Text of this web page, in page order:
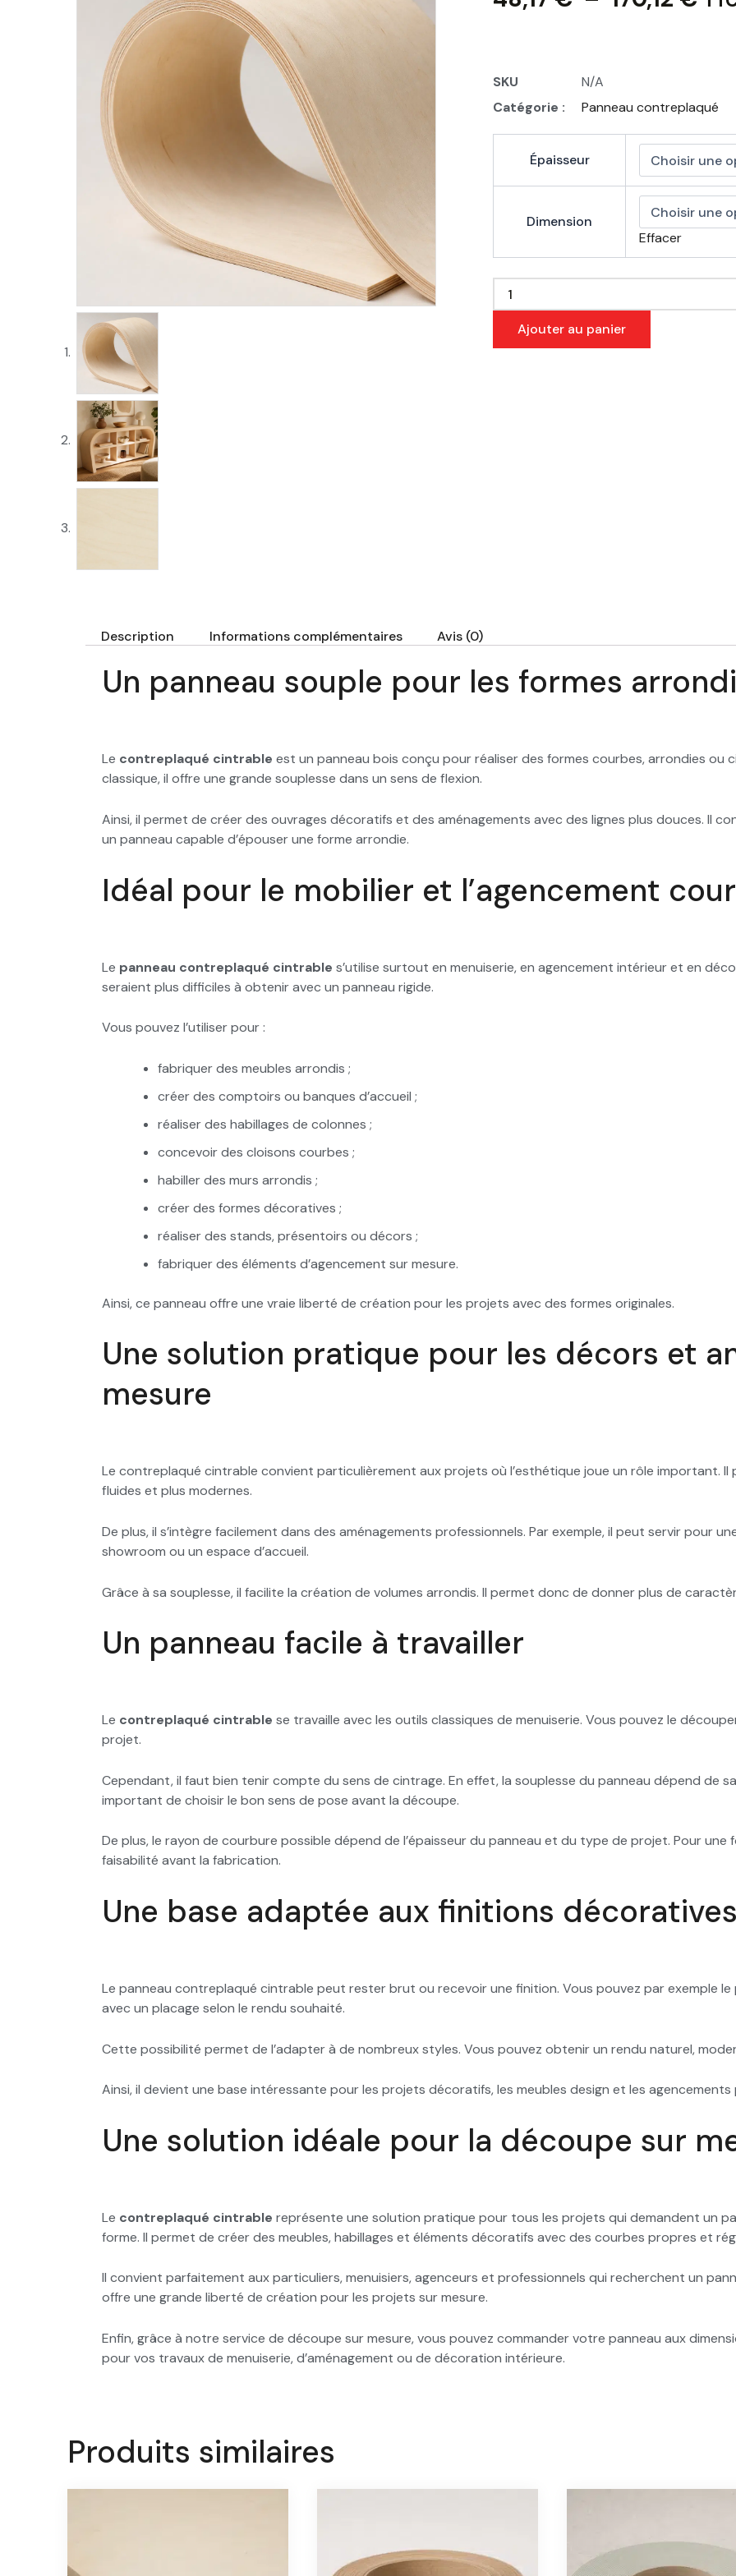
à
SKU
N/A
Catégorie :
Panneau contreplaqué
Épaisseur
Dimension
Effacer
Panneau
cintrable
Ajouter au panier
Description Informations complémentaires Avis (0)
Un panneau souple pour les formes
Le contreplaqué cintrable est un panneau bois conçu pour réaliser des formes courbes, arrondies ou
classique, il offre une grande souplesse dans un sens de flexion.
Ainsi, il permet de créer des ouvrages décoratifs et des aménagements avec des lignes plus douces. Il
un panneau capable d’épouser une forme arrondie.
Idéal pour le mobilier et l’agencement
Le panneau contreplaqué cintrable s’utilise surtout en menuiserie, en agencement intérieur et en
seraient plus difficiles à obtenir avec un panneau rigide.
Vous pouvez l’utiliser pour :
fabriquer des meubles arrondis ;
créer des comptoirs ou banques d’accueil ;
réaliser des habillages de colonnes ;
concevoir des cloisons courbes ;
habiller des murs arrondis ;
créer des formes décoratives ;
réaliser des stands, présentoirs ou décors ;
fabriquer des éléments d’agencement sur mesure.
Ainsi, ce panneau offre une vraie liberté de création pour les projets avec des formes originales.
Une solution pratique pour les décors et
mesure
Le contreplaqué cintrable convient particulièrement aux projets où l’esthétique joue un rôle important. Il
fluides et plus modernes.
De plus, il s’intègre facilement dans des aménagements professionnels. Par exemple, il peut servir pour
showroom ou un espace d’accueil.
Grâce à sa souplesse, il facilite la création de volumes arrondis. Il permet donc de donner plus de
Un panneau facile à travailler
Le contreplaqué cintrable se travaille avec les outils classiques de menuiserie. Vous pouvez le
projet.
Cependant, il faut bien tenir compte du sens de cintrage. En effet, la souplesse du panneau dépend de
important de choisir le bon sens de pose avant la découpe.
De plus, le rayon de courbure possible dépend de l’épaisseur du panneau et du type de projet. Pour une
faisabilité avant la fabrication.
Une base adaptée aux finitions
Le panneau contreplaqué cintrable peut rester brut ou recevoir une finition. Vous pouvez par exemple le
avec un placage selon le rendu souhaité.
Cette possibilité permet de l’adapter à de nombreux styles. Vous pouvez obtenir un rendu naturel,
Ainsi, il devient une base intéressante pour les projets décoratifs, les meubles design et les agencements
Une solution idéale pour la découpe sur
Le contreplaqué cintrable représente une solution pratique pour tous les projets qui demandent un
forme. Il permet de créer des meubles, habillages et éléments décoratifs avec des courbes propres et
Il convient parfaitement aux particuliers, menuisiers, agenceurs et professionnels qui recherchent un
offre une grande liberté de création pour les projets sur mesure.
Enfin, grâce à notre service de découpe sur mesure, vous pouvez commander votre panneau aux
pour vos travaux de menuiserie, d’aménagement ou de décoration intérieure.
Produits similaires
plusieurs